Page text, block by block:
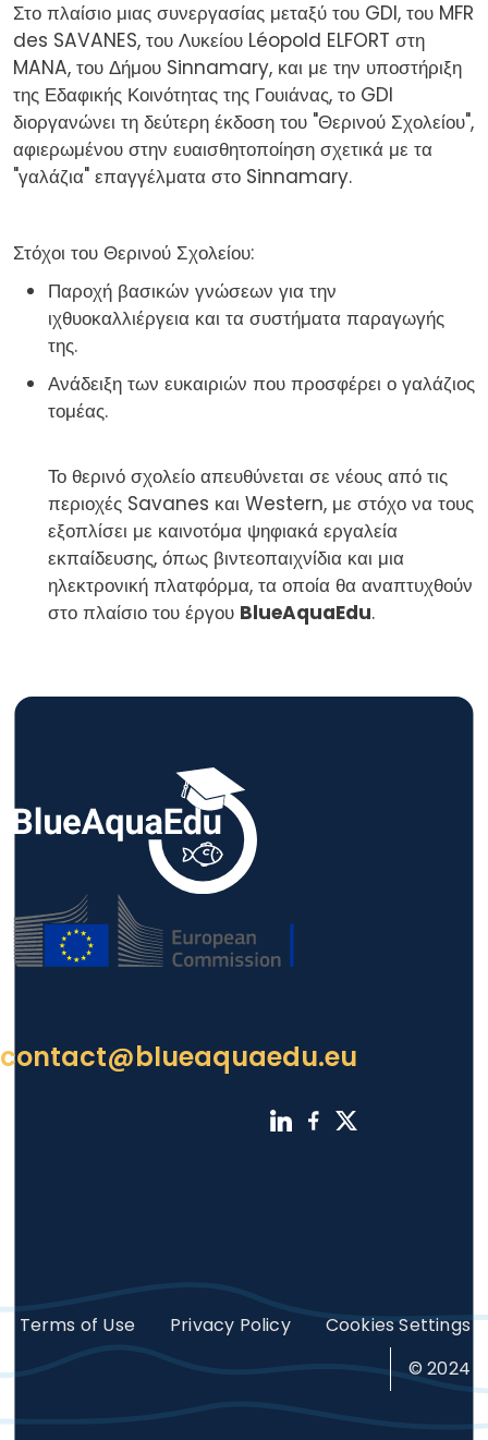
Στο πλαίσιο μιας συνεργασίας μεταξύ του GDI, του MFR
des SAVANES, του Λυκείου Léopold ELFORT στη
MANA, του Δήμου Sinnamary, και με την υποστήριξη
της Εδαφικής Κοινότητας της Γουιάνας, το GDI
διοργανώνει τη δεύτερη έκδοση του "Θερινού Σχολείου",
αφιερωμένου στην ευαισθητοποίηση σχετικά με τα
"γαλάζια" επαγγέλματα στο Sinnamary.
Στόχοι του Θερινού Σχολείου:
Παροχή βασικών γνώσεων για την
ιχθυοκαλλιέργεια και τα συστήματα παραγωγής
της.
Ανάδειξη των ευκαιριών που προσφέρει ο γαλάζιος
τομέας.
Το θερινό σχολείο απευθύνεται σε νέους από τις
περιοχές Savanes και Western, με στόχο να τους
εξοπλίσει με καινοτόμα ψηφιακά εργαλεία
εκπαίδευσης, όπως βιντεοπαιχνίδια και μια
ηλεκτρονική πλατφόρμα, τα οποία θα αναπτυχθούν
στο πλαίσιο του έργου BlueAquaEdu.
contact@blueaquaedu.eu
Footer
Terms of Use Privacy Policy
Cookies Settings
© 2024